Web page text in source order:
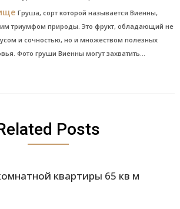
Груша, сорт которой называется Виенны,
триумфом природы. Это фрукт, обладающий не
и сочностью, но и множеством полезных
Фото груши Виенны могут захватить...
Posts
квартиры 65 кв м